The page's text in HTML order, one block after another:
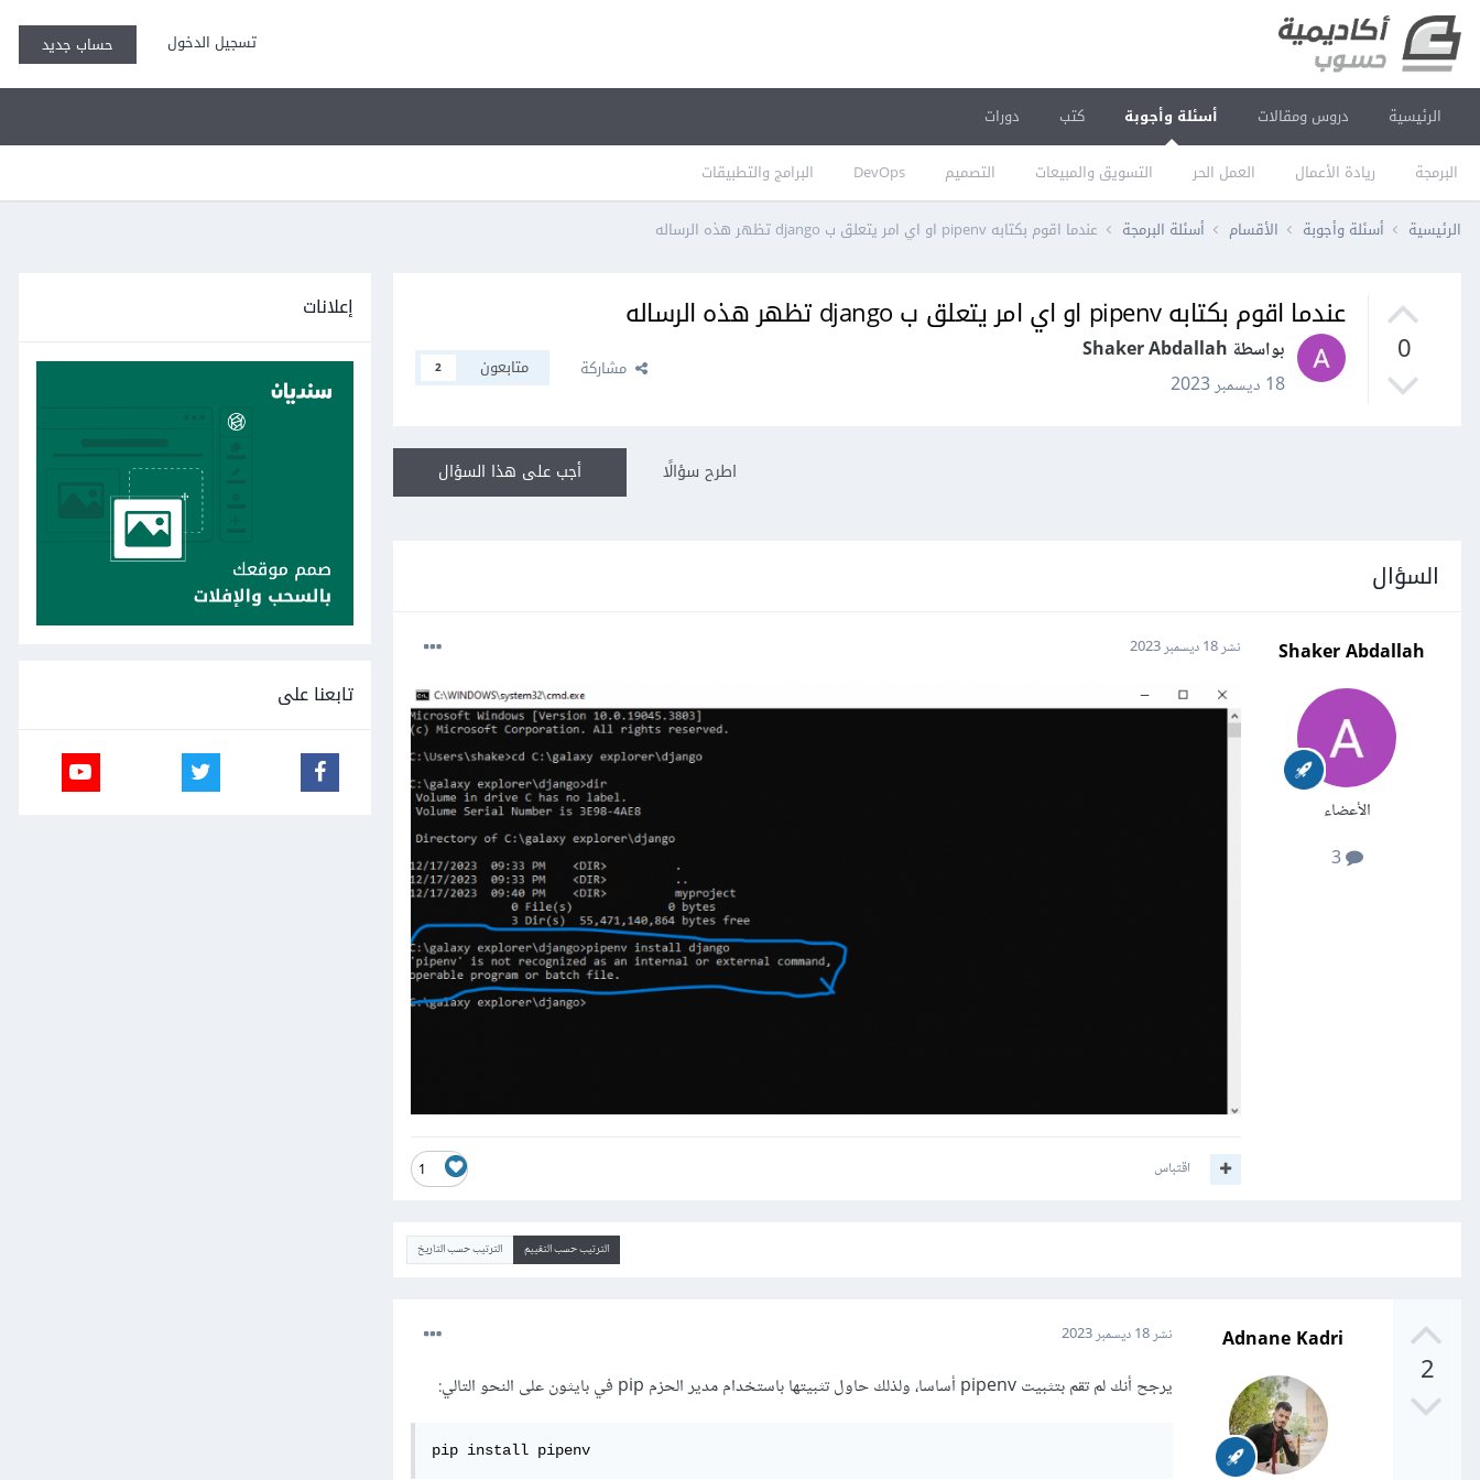
تسجيل الدخول حساب جديد
الرئيسية دروس ومقالات أسئلة وأجوبة
البرمجة ريادة الأعمال العمل الحر التسويق والمبيعات التصميم DevOps البرامج والتطبيقات
كتب دورات
الرئيسية أسئلة وأجوبة الأقسام أسئلة البرمجة عندما اقوم بكتابه pipenv او اي امر يتعلق ب django تظهر هذه الرساله
0
عندما اقوم بكتابه pipenv او اي امر يتعلق ب django تظهر هذه الرساله
بواسطة Shaker Abdallah
18 ديسمبر 2023
مشاركة متابعون 2
أجب على هذا السؤال اطرح سؤالًا
السؤال
Shaker Abdallah
الأعضاء
3
نشر18 ديسمبر 2023
1 اقتباس
الترتيب حسب التقييم الترتيب حسب التاريخ
2
Adnane Kadri نشر18 ديسمبر 2023
يرجح أنك لم تقم بتثبيت pipenv أساسا، ولذلك حاول تثبيتها باستخدام مدير الحزم pip في بايثون على النحو التالي:
pip install pipenv
إعلانات
تابعنا على